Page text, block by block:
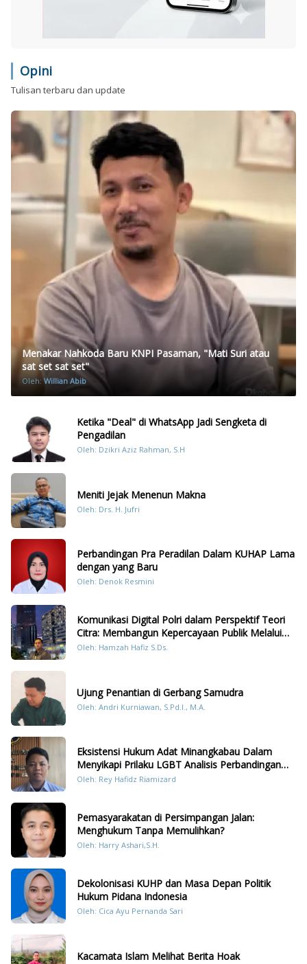
Opini
Tulisan terbaru dan update
Menakar Nahkoda Baru KNPI Pasaman, "Mati Suri atau
sat set sat set"
Oleh:Willian Abib
Ketika "Deal" di WhatsApp Jadi Sengketa di
Pengadilan
Oleh: Dzikri Aziz Rahman, S.H
Meniti Jejak Menenun Makna
Oleh: Drs. H. Jufri
Perbandingan Pra Peradilan Dalam KUHAP Lama
dengan yang Baru
Oleh: Denok Resmini
Komunikasi Digital Polri dalam Perspektif Teori
Citra: Membangun Kepercayaan Publik Melalui
Konten Humanis Kesiapsiagaan Bencana di
Oleh: Hamzah Hafiz S.Ds.
Ujung Penantian di Gerbang Samudra
Oleh: Andri Kurniawan, S.Pd.I., M.A.
Eksistensi Hukum Adat Minangkabau Dalam
Menyikapi Prilaku LGBT Analisis Perbandingan
Dengan Hukum Pidana
Oleh: Rey Hafidz Riamizard
Pemasyarakatan di Persimpangan Jalan:
Menghukum Tanpa Memulihkan?
Oleh: Harry Ashari,S.H.
Dekolonisasi KUHP dan Masa Depan Politik
Hukum Pidana Indonesia
Oleh: Cica Ayu Pernanda Sari
Kacamata Islam Melihat Berita Hoak